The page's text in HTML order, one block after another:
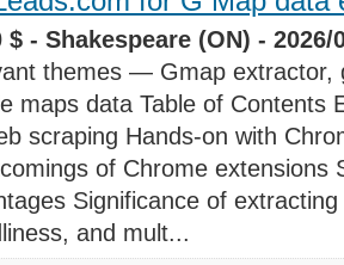
$ - Shakespeare (ON) - 2026/
themes — Gmap extractor,
maps data Table of Contents
scraping Hands-on with
of Chrome extensions
Significance of
and mult...